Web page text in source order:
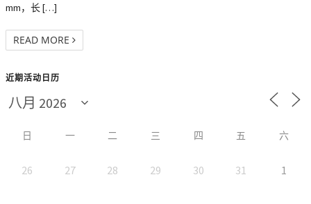
mm，长 […]
READ MORE
近期活动日历
日 一 二 三 四 五 六
26 27 28 29 30 31 1